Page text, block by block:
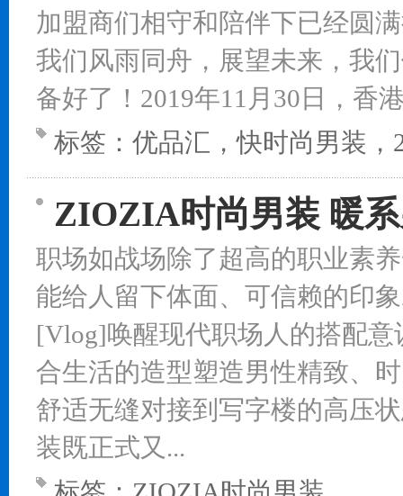
加盟商们相守和陪伴下已经圆
我们风雨同舟，展望未来，我
备好了！2019年11月30日，香
标签： 优品汇，快时尚男装，
ZIOZIA时尚男装 暖
职场如战场除了超高的职业素
能给人留下体面、可信赖的印
[Vlog]唤醒现代职场人的搭配
合生活的造型塑造男性精致、
舒适无缝对接到写字楼的高压
装既正式又...